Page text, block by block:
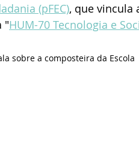
(pFEC), que vincula
"HUM-70 Tecnologia e
sobre a composteira da Escola